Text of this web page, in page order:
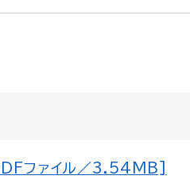
ファイル／3.54MB]